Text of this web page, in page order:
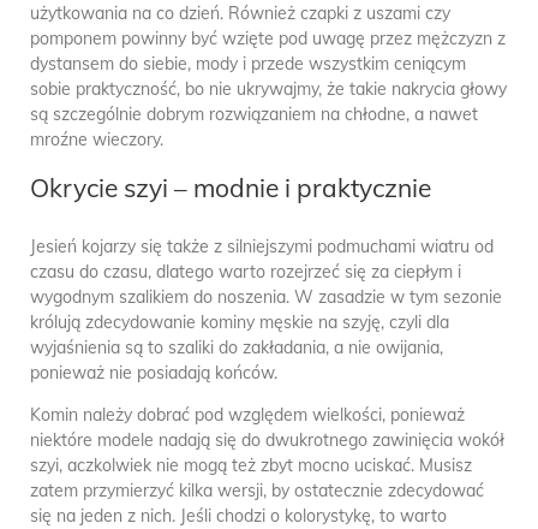
użytkowania na co dzień. Również czapki z uszami czy
pomponem powinny być wzięte pod uwagę przez mężczyzn z
dystansem do siebie, mody i przede wszystkim ceniącym
sobie praktyczność, bo nie ukrywajmy, że takie nakrycia głowy
są szczególnie dobrym rozwiązaniem na chłodne, a nawet
mroźne wieczory.
Okrycie szyi – modnie i praktycznie
Jesień kojarzy się także z silniejszymi podmuchami wiatru od
czasu do czasu, dlatego warto rozejrzeć się za ciepłym i
wygodnym szalikiem do noszenia. W zasadzie w tym sezonie
królują zdecydowanie kominy męskie na szyję, czyli dla
wyjaśnienia są to szaliki do zakładania, a nie owijania,
ponieważ nie posiadają końców.
Komin należy dobrać pod względem wielkości, ponieważ
niektóre modele nadają się do dwukrotnego zawinięcia wokół
szyi, aczkolwiek nie mogą też zbyt mocno uciskać. Musisz
zatem przymierzyć kilka wersji, by ostatecznie zdecydować
się na jeden z nich. Jeśli chodzi o kolorystykę, to warto